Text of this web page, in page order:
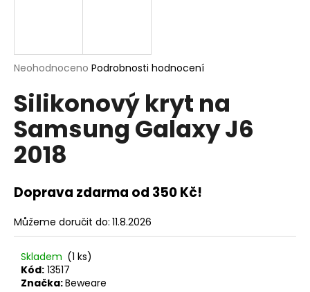
Průměrné
produktu
je
0,0
z
5
hvězdiček.
Neohodnoceno Podrobnosti hodnocení
Silikonový kryt na
Samsung Galaxy J6
2018
Doprava zdarma od 350 Kč!
Můžeme doručit do: 11.8.2026
Skladem (1 ks)
Kód: 13517
Značka:Beweare
í
t
?
D
o
p
o